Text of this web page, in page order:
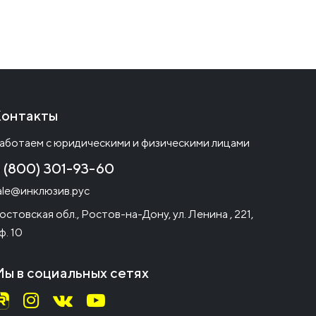
с юридическими и физическими лицами
(800) 301-93-60
обл., Ростов-на-Дону, ул. Ленина , 221,
10
в социальных сетях